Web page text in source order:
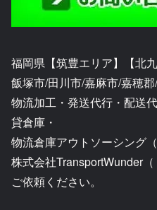
福岡県【筑豊エリア】【北九
飯塚市/田川市/嘉麻市/嘉穂
物流加工・発送代行・配送
貸倉庫・
物流倉庫アウトソーシング
株式会社TransportWunder
ご依頼ください。